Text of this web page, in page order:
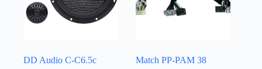
DD Audio C-C6.5c
Match PP-PAM 38